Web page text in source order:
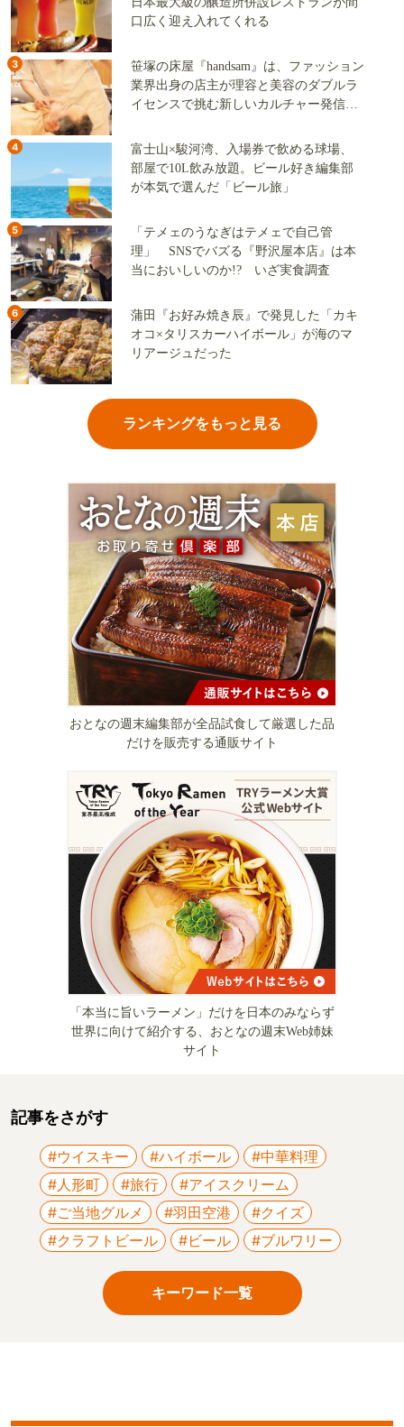
口広く迎え入れてくれる
3
笹塚の床屋『handsam』は、ファッション
業界出身の店主が理容と美容のダブルラ
イセンスで挑む新しいカルチャー発信基
4
富士山×駿河湾、入場券で飲める球場、
部屋で10L飲み放題。ビール好き編集部
が本気で選んだ「ビール旅」
5
「テメェのうなぎはテメェで自己管
理」 SNSでバズる『野沢屋本店』は本
当においしいのか!? いざ実食調査
6
蒲田『お好み焼き辰』で発見した「カキ
オコ×タリスカーハイボール」が海のマ
リアージュだった
ランキングをもっと見る
おとなの週末編集部が全品試食して厳選した品
だけを販売する通販サイト
「本当に旨いラーメン」だけを日本のみならず
世界に向けて紹介する、おとなの週末Web姉妹
サイト
記事をさがす
#ウイスキー #ハイボール
#中華料理
#人形町
#旅行
#アイスクリーム
#ご当地グルメ
#羽田空港
#クイズ
#クラフトビール
#ビール #ブルワリー
キーワード一覧